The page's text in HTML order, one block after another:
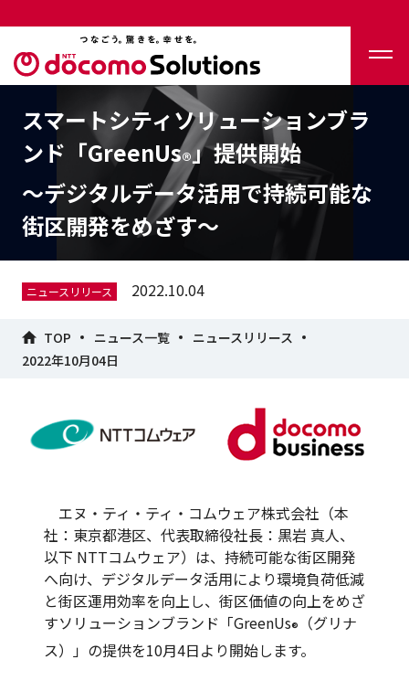
スマートシティソリューションブラ
ンド「GreenUs®」提供開始
～デジタルデータ活用で持続可能な
街区開発をめざす～
ニュースリリース 2022.10.04
TOP ニュース一覧
ニュースリリース
2022年10月04日
エヌ・ティ・ティ・コムウェア株式会社（本
社：東京都港区、代表取締役社長：黒岩 真人、
以下 NTTコムウェア）は、持続可能な街区開発
へ向け、デジタルデータ活用により環境負荷低減
と街区運用効率を向上し、街区価値の向上をめざ
すソリューションブランド「GreenUs®
（グリナ
ス）」の提供を10月4日より開始します。